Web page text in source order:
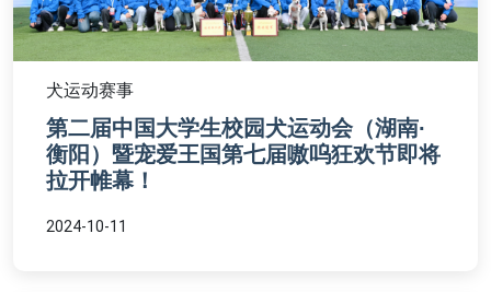
犬运动赛事
第二届中国大学生校园犬运动会（湖南·
衡阳）暨宠爱王国第七届嗷呜狂欢节即将
拉开帷幕！
2024-10-11